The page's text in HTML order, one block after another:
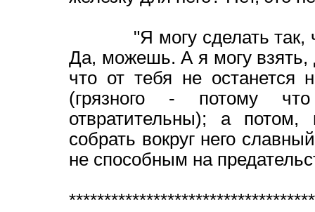
"Я могу сделать так,
Да, можешь. А я могу взять,
что от тебя не останется
(грязного - потому
отвратительны); а потом,
собрать вокруг него
не способным на